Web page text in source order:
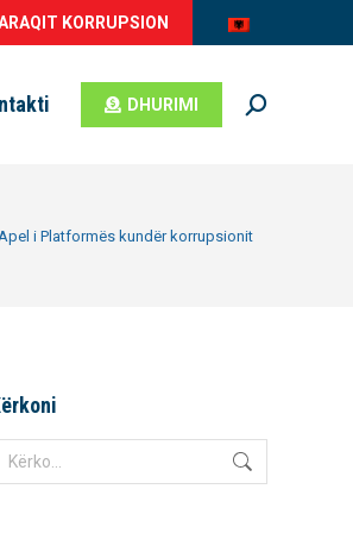
KORRUPSION
DHURIMI Search:
i Platformës kundër korrupsionit